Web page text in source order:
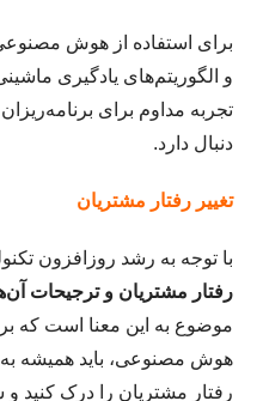
برای استفاده از هوش
و الگوریتم‌های یادگیری
تجربه مداوم برای
دنبال دارد.
تغییر رفتار مشتریان
با توجه به رشد روزافزون
رفتار مشتریان و ترجیحات
موضوع به این معنا است که
هوش مصنوعی، باید همیشه به
رفتار مشتریان را درک کنید